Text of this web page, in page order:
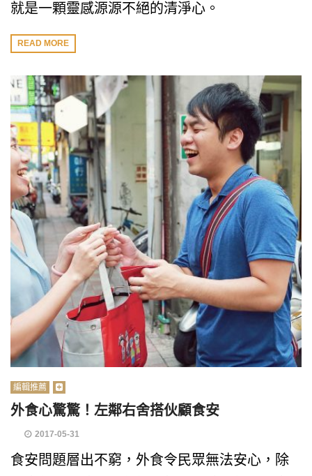
就是一顆靈感源源不絕的清淨心。
READ MORE
編輯推薦
外食心驚驚！左鄰右舍搭伙顧食安
2017-05-31
食安問題層出不窮，外食令民眾無法安心，除